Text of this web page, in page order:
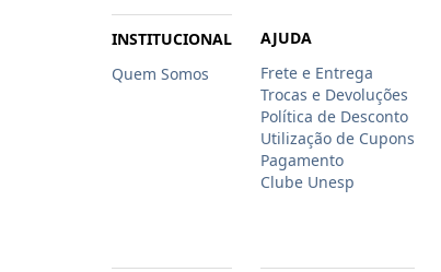
INSTITUCIONAL
Quem Somos
AJUDA
Frete e Entrega
Trocas e Devoluções
Política de Desconto
Utilização de Cupons
Pagamento
Clube Unesp